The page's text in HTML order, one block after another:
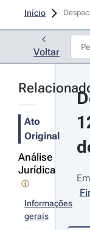
Início
Voltar
Ato
Original
Análise
Jurídica
Informações
gerais